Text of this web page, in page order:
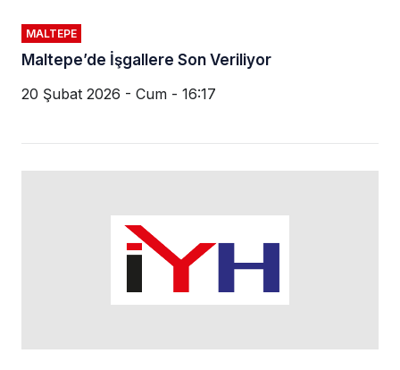
MALTEPE
Maltepe’de İşgallere Son Veriliyor
20 Şubat 2026 - Cum - 16:17